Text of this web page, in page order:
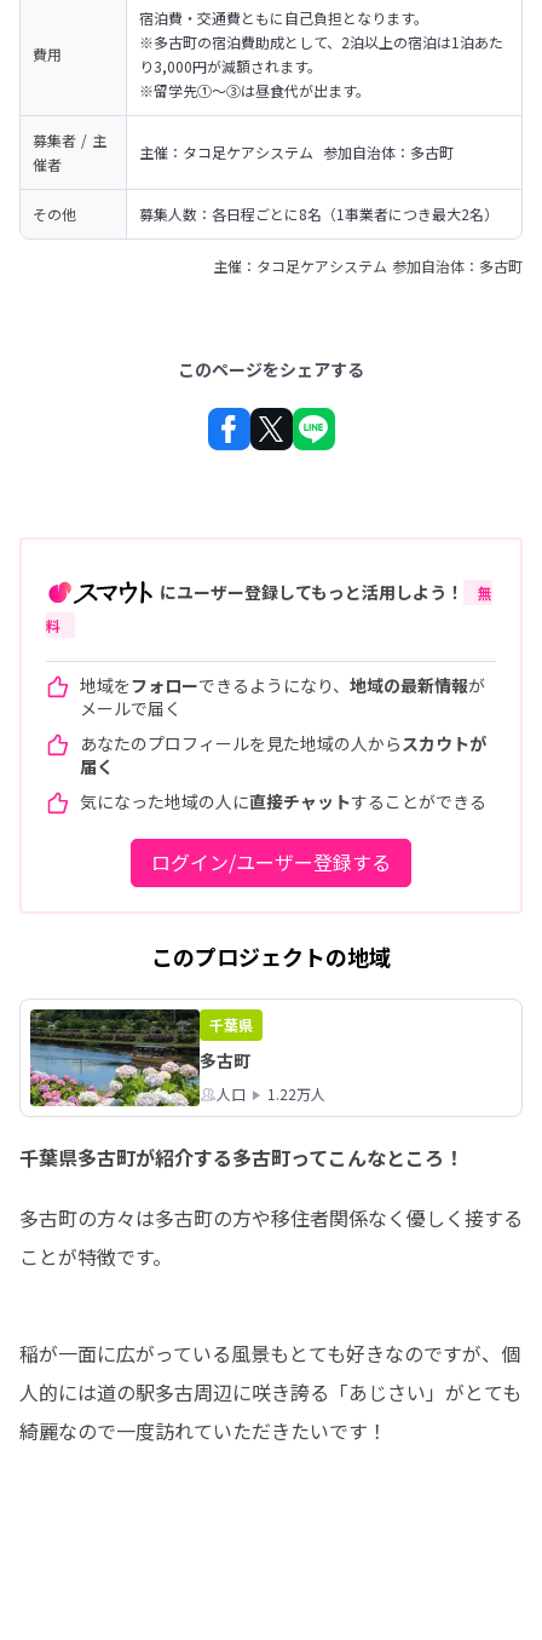
費用
宿泊費・交通費ともに自己負担となります。
※多古町の宿泊費助成として、2泊以上の宿泊は1泊あた
り3,000円が減額されます。
※留学先①～③は昼食代が出ます。
募集者 / 主
催者
主催：タコ足ケアシステム  参加自治体：多古町
その他 募集人数：各日程ごとに8名（1事業者につき最大2名）
主催：タコ足ケアシステム 参加自治体：多古町
このページをシェアする
にユーザー登録してもっと活用しよう！
無
料
地域をフォローできるようになり、 地域の最新情報が
メールで届く
あなたのプロフィールを見た地域の人から スカウトが
届く
気になった地域の人に直接チャットすることができる
ログイン/ユーザー登録する
このプロジェクトの地域
千葉県
多古町
人口 1.22万人
千葉県多古町が紹介する多古町ってこんなところ！
多古町の方々は多古町の方や移住者関係なく優しく接する
ことが特徴です。
稲が一面に広がっている風景もとても好きなのですが、個
人的には道の駅多古周辺に咲き誇る「あじさい」がとても
綺麗なので一度訪れていただきたいです！